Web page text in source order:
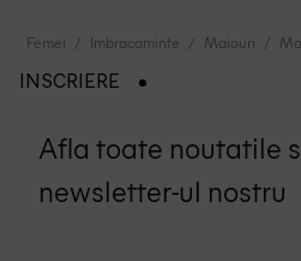
Femei Imbracaminte Maiouri
INSCRIERE
Afla toate noutatile
newsletter-ul nostru